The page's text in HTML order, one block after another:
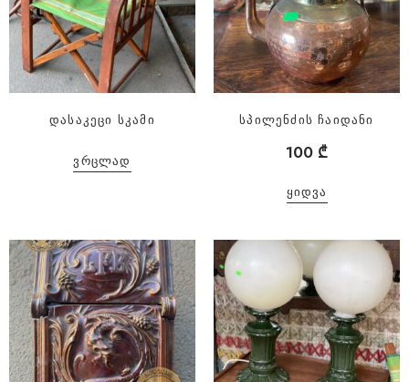
დასაკეცი სკამი
ᲕᲠᲪᲚᲐᲓ
სპილენძის ჩაიდანი
100 ₾
ᲧᲘᲓᲕᲐ